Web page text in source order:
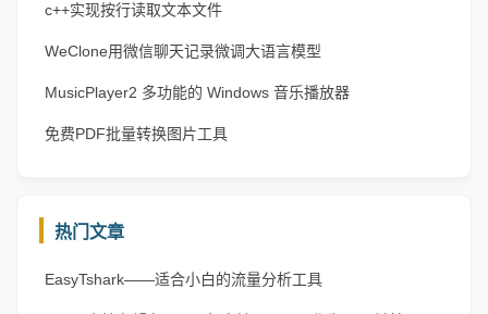
c++实现按行读取文本文件
WeClone用微信聊天记录微调大语言模型
MusicPlayer2 多功能的 Windows 音乐播放器
免费PDF批量转换图片工具
热门文章
EasyTshark——适合小白的流量分析工具